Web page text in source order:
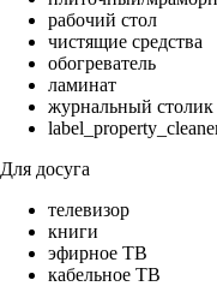
рабочий стол
чистящие средства
обогреватель
ламинат
журнальный столик
Для досуга
телевизор
книги
эфирное ТВ
кабельное ТВ